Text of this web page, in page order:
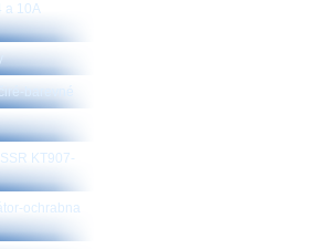
a 10A
barevné
KT907-
ochrabna